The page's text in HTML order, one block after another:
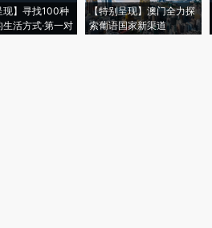
现】寻找100种
活方式·第一对
【特别呈现】澳门全力探
索葡语国家新渠道